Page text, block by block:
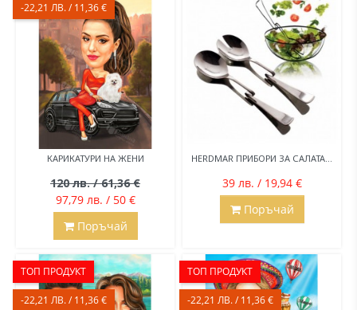
КАРИКАТУРИ НА ЖЕНИ
120 лв. / 61,36 €
97,79 лв. / 50 €
-22,21 ЛВ. / 11,36 €
Поръчай
HERDMAR ПРИБОРИ ЗА САЛАТА...
39 лв. / 19,94 €
Поръчай
ТОП ПРОДУКТ
-22,21 ЛВ. / 11,36 €
ТОП ПРОДУКТ
-22,21 ЛВ. / 11,36 €